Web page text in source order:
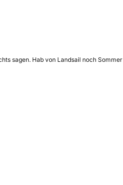
sagen. Hab von Landsail noch